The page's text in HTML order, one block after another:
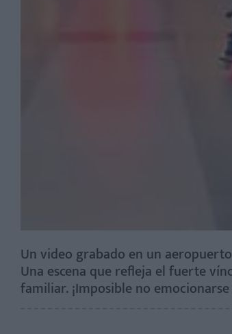
Un video grabado en un
Una escena que refleja el fuerte
familiar. ¡Imposible no